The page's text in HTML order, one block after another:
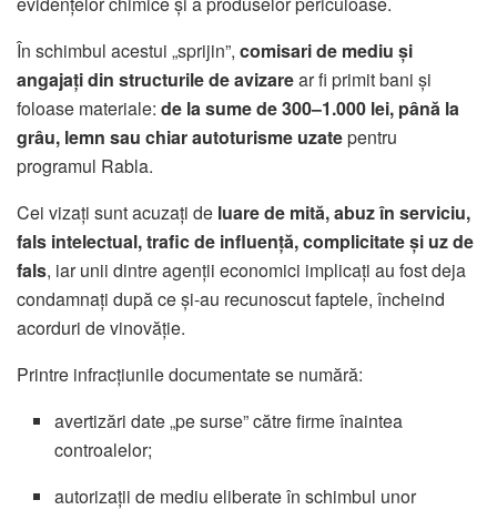
În schimbul acestui „sprijin”, comisari de mediu și
angajați din structurile de avizarear fi primit bani și
foloase materiale: de la sume de 300–1.000 lei, până la
grâu, lemn sau chiar autoturisme uzatepentru
programul Rabla.
Cei vizați sunt acuzați de luare de mită, abuz în serviciu,
fals intelectual, trafic de influență, complicitate și uz de
fals, iar unii dintre agenții economici implicați au fost deja
condamnați după ce și-au recunoscut faptele, încheind
acorduri de vinovăție.
Printre infracțiunile documentate se numără:
avertizări date „pe surse” către firme înaintea
controalelor;
autorizații de mediu eliberate în schimbul unor